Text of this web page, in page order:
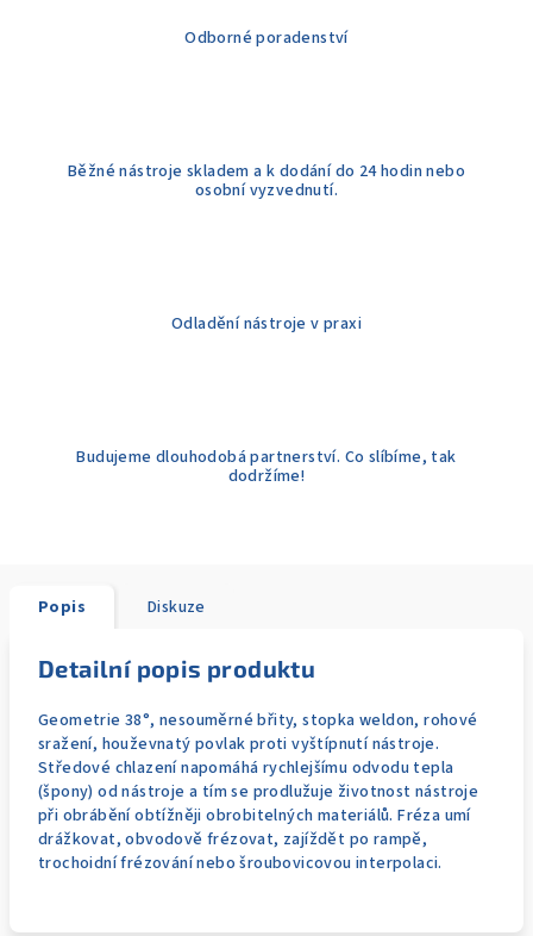
Odborné poradenství
Běžné nástroje skladem a k dodání do 24 hodin nebo
osobní vyzvednutí.
Odladění nástroje v praxi
Budujeme dlouhodobá partnerství. Co slíbíme, tak
dodržíme!
Popis Diskuze
Detailní popis produktu
Geometrie 38°, nesouměrné břity, stopka weldon, rohové
sražení, houževnatý povlak proti vyštípnutí nástroje.
Středové chlazení napomáhá rychlejšímu odvodu tepla
(špony) od nástroje a tím se prodlužuje životnost nástroje
při obrábění obtížněji obrobitelných materiálů. Fréza umí
drážkovat, obvodově frézovat, zajíždět po rampě,
trochoidní frézování nebo šroubovicovou interpolaci.